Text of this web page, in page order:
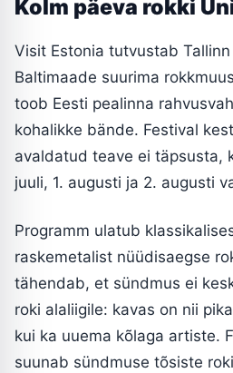
Kolm päeva rokki
Visit Estonia tutvustab Tallinn
Baltimaade suurima
toob Eesti pealinna
kohalikke bände. Festival
avaldatud teave ei täpsusta,
juuli, 1. augusti ja 2. augusti
Programm ulatub
raskemetalist nüüdisaegse
tähendab, et sündmus ei
roki alaliigile: kavas on nii
kui ka uuema kõlaga artiste.
suunab sündmuse tõsiste